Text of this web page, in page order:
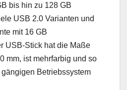
bis hin zu 128 GB
USB 2.0 Varianten und
mit 16 GB
USB-Stick hat die Maße
mm, ist mehrfarbig und so
Betriebssystem